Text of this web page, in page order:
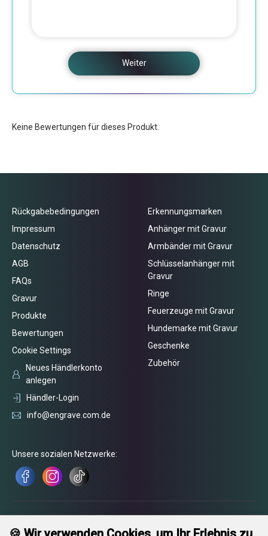
Weiter
Keine Bewertungen für dieses Produkt.
Rückgabebedingungen
Impressum
Datenschutz
AGB
FAQs
Gravur
Produkte
Bewertungen
Cookie Settings
Neues Händlerkonto
anlegen
Händler-Login
Erkennungsmarken
Anhänger mit Gravur
Armbänder mit Gravur
Schlüsselanhänger mit
Gravur
Ringe
Feuerzeuge mit Gravur
Hundemarke mit Gravur
Geschenke
Zubehör
info@engrave.com.de
Unsere sozialen Netzwerke: